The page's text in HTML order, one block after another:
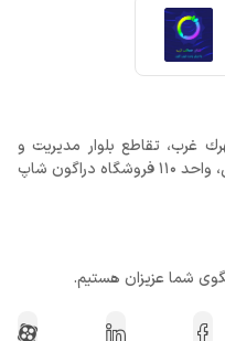
غرب، تقاطع بلوار مدیریت و
شاپ